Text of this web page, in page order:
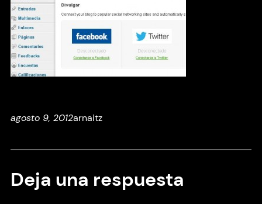
agosto 9, 2012arnaitz
Deja una respuesta